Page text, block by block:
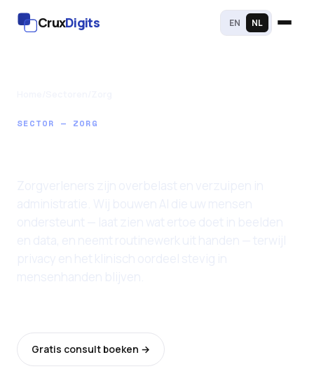
CruxDigits EN NL
SECTOR — ZORG
Gratis consult boeken →